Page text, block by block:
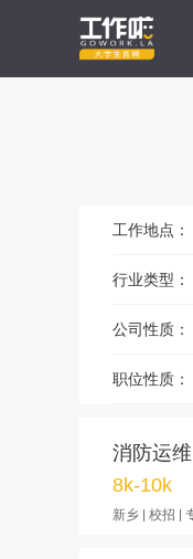
工作地点：
行业类型：
公司性质：
职位性质：
消防运维
8k-10k
新乡 | 校招 |